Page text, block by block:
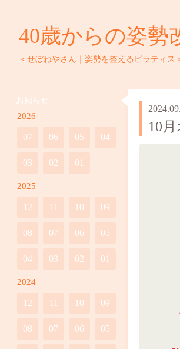
40歳からの姿勢
＜せぼねやさん｜姿勢を整えるピラティ
10
お知らせ
2026
07 06 05 04
03 02 01
2025
12 11 10 09
08 07 06 05
04 03 02 01
2024
12 11 10 09
08 07 06 05